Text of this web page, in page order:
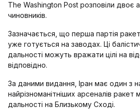
The Washington Post розповіли двоє
чиновників.
Зазначається, що перша партія
уже готується на заводах. Ці
дальності можуть вражати цілі на
відповідно.
За даними видання, Іран має один з
найрізноманітніших арсеналів ракет
дальності на Близькому Сході.